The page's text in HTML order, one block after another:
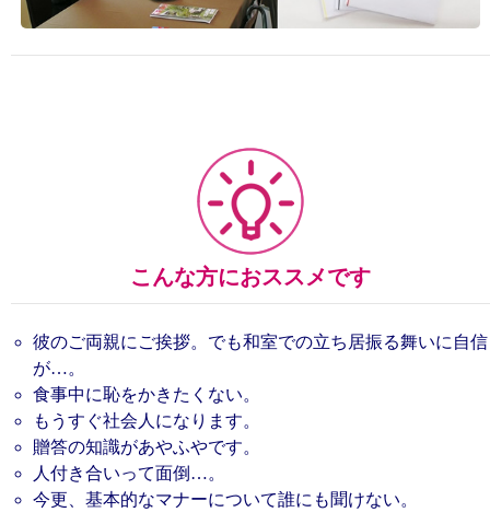
こんな方におススメです
彼のご両親にご挨拶。でも和室での立ち居振る舞いに自信
が…。
食事中に恥をかきたくない。
もうすぐ社会人になります。
贈答の知識があやふやです。
人付き合いって面倒…。
今更、基本的なマナーについて誰にも聞けない。